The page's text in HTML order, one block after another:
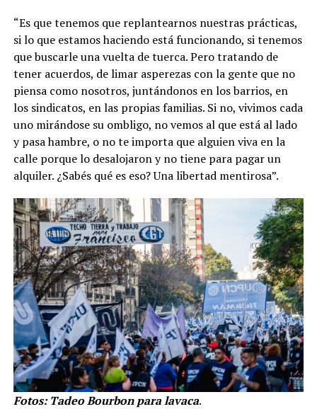
“Es que tenemos que replantearnos nuestras prácticas,
si lo que estamos haciendo está funcionando, si tenemos
que buscarle una vuelta de tuerca. Pero tratando de
tener acuerdos, de limar asperezas con la gente que no
piensa como nosotros, juntándonos en los barrios, en
los sindicatos, en las propias familias. Si no, vivimos cada
uno mirándose su ombligo, no vemos al que está al lado
y pasa hambre, o no te importa que alguien viva en la
calle porque lo desalojaron y no tiene para pagar un
alquiler. ¿Sabés qué es eso? Una libertad mentirosa”.
Fotos: Tadeo Bourbon para lavaca.